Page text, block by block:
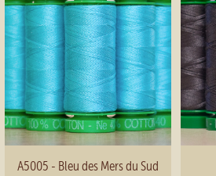
A5005 - Bleu des Mers du Sud